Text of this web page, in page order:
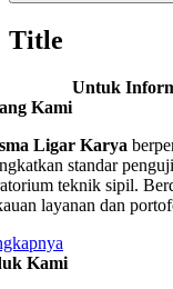
Title
Untuk
Kami
Ligar Karya
standar
teknik sipil.
layanan dan
Kami